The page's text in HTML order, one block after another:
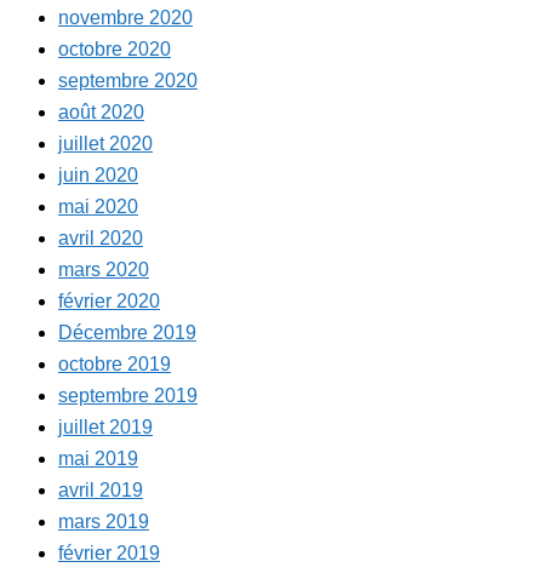
novembre 2020
octobre 2020
septembre 2020
août 2020
juillet 2020
juin 2020
mai 2020
avril 2020
mars 2020
février 2020
Décembre 2019
octobre 2019
septembre 2019
juillet 2019
mai 2019
avril 2019
mars 2019
février 2019